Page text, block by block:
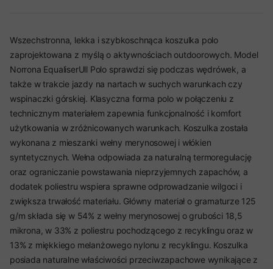
Wszechstronna, lekka i szybkoschnąca koszulka polo
zaprojektowana z myślą o aktywnościach outdoorowych. Model
Norrona EqualiserUll Polo sprawdzi się podczas wędrówek, a
także w trakcie jazdy na nartach w suchych warunkach czy
wspinaczki górskiej. Klasyczna forma polo w połączeniu z
technicznym materiałem zapewnia funkcjonalność i komfort
użytkowania w zróżnicowanych warunkach. Koszulka została
wykonana z mieszanki wełny merynosowej i włókien
syntetycznych. Wełna odpowiada za naturalną termoregulację
oraz ograniczanie powstawania nieprzyjemnych zapachów, a
dodatek poliestru wspiera sprawne odprowadzanie wilgoci i
zwiększa trwałość materiału. Główny materiał o gramaturze 125
g/m składa się w 54% z wełny merynosowej o grubości 18,5
mikrona, w 33% z poliestru pochodzącego z recyklingu oraz w
13% z miękkiego melanżowego nylonu z recyklingu. Koszulka
posiada naturalne właściwości przeciwzapachowe wynikające z